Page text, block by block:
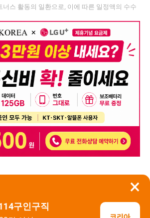
×
구인구직
너스 활동의 일환으로, 이에 따른 일정액의 수수